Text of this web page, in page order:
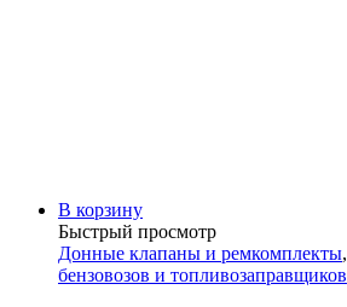
В корзину
Быстрый просмотр
Донные клапаны и ремкомплекты,
бензовозов и топливозаправщиков